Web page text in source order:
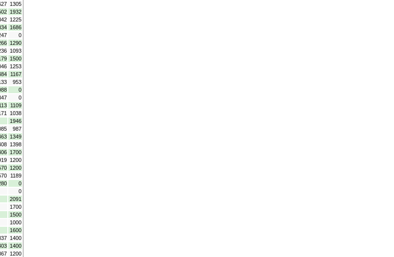
1305
1932
1225
1686
0
1290
1093
1500
1253
1167
953
0
0
1109
1038
1946
987
1349
1398
1700
1200
1200
1189
0
0
2091
1700
1500
1000
1600
1400
1400
1200